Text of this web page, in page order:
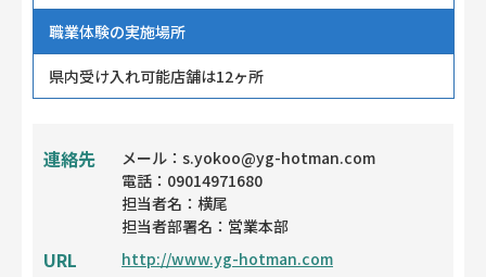
職業体験の実施場所
県内受け入れ可能店舗は12ヶ所
連絡先
メール：s.yokoo@yg-hotman.com
電話：09014971680
担当者名：横尾
担当者部署名：営業本部
URL http://www.yg-hotman.com